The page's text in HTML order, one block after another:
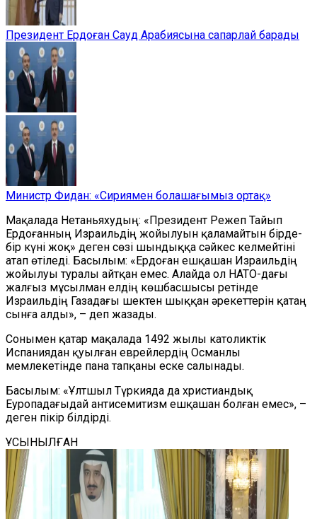
Президент Ердоған Сауд Арабиясына сапарлай барады
Министр Фидан: «Сириямен болашағымыз ортақ»
Мақалада Нетаньяхудың: «Президент Режеп Тайып
Ердоғанның Израильдің жойылуын қаламайтын бірде-
бір күні жоқ» деген сөзі шындыққа сәйкес келмейтіні
атап өтіледі. Басылым: «Ердоған ешқашан Израильдің
жойылуы туралы айтқан емес. Алайда ол НАТО-дағы
жалғыз мұсылман елдің көшбасшысы ретінде
Израильдің Газадағы шектен шыққан әрекеттерін қатаң
сынға алды», – деп жазады.
Сонымен қатар мақалада 1492 жылы католиктік
Испаниядан қуылған еврейлердің Османлы
мемлекетінде пана тапқаны еске салынады.
Басылым: «Ұлтшыл Түркияда да христиандық
Еуропадағыдай антисемитизм ешқашан болған емес», –
деген пікір білдірді.
ҰСЫНЫЛҒАН